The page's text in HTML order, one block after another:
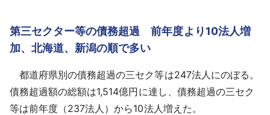
第三セクター等の債務超過 前年度より10法人増
加、北海道、新潟の順で多い
都道府県別の債務超過の三セク等は247法人にのぼる。
債務超過額の総額は1,514億円に達し、債務超過の三セク
等は前年度（237法人）から10法人増えた。